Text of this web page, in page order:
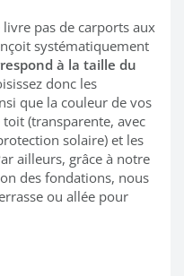
livre pas de carports aux
systématiquement
à la taille du
donc les
que la couleur de vos
(transparente, avec
solaire) et les
ailleurs, grâce à notre
des fondations, nous
ou allée pour